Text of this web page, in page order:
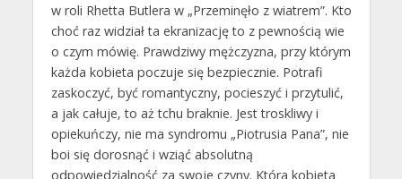
w roli Rhetta Butlera w „Przeminęło z wiatrem”. Kto
choć raz widział ta ekranizację to z pewnością wie
o czym mówię. Prawdziwy mężczyzna, przy którym
każda kobieta poczuje się bezpiecznie. Potrafi
zaskoczyć, być romantyczny, pocieszyć i przytulić,
a jak całuje, to aż tchu braknie. Jest troskliwy i
opiekuńczy, nie ma syndromu „Piotrusia Pana”, nie
boi się dorosnąć i wziąć absolutną
odpowiedzialność za swoje czyny. Która kobieta